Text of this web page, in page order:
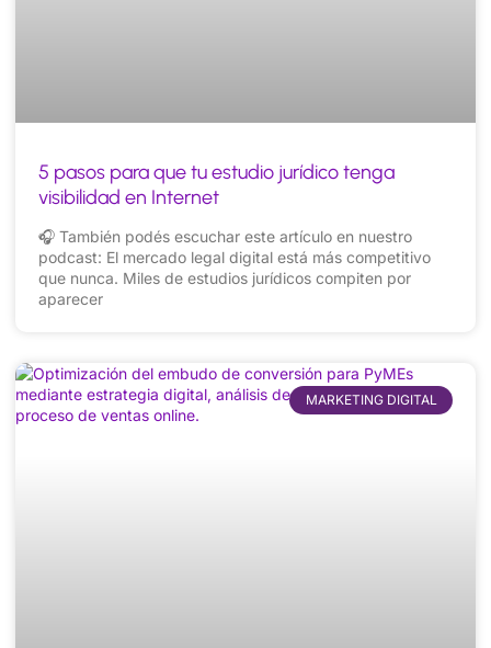
5 pasos para que tu estudio jurídico tenga
visibilidad en Internet
🎧 También podés escuchar este artículo en nuestro
podcast: El mercado legal digital está más competitivo
que nunca. Miles de estudios jurídicos compiten por
aparecer
MARKETING DIGITAL